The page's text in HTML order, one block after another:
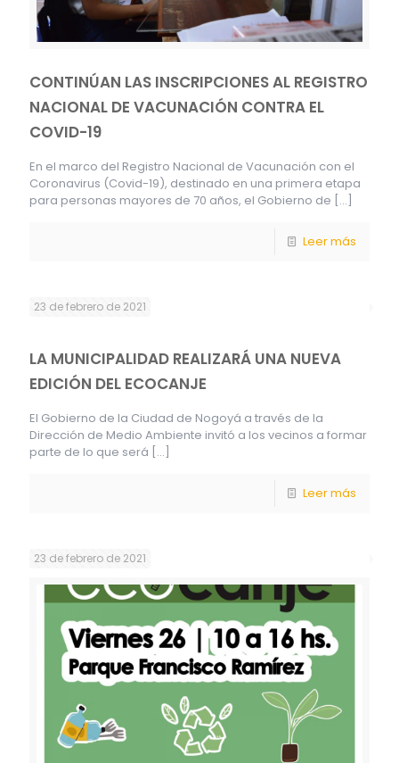
CONTINÚAN LAS INSCRIPCIONES AL REGISTRO
NACIONAL DE VACUNACIÓN CONTRA EL
COVID-19
En el marco del Registro Nacional de Vacunación con el
Coronavirus (Covid-19), destinado en una primera etapa
para personas mayores de 70 años, el Gobierno de […]
Leer más
23 de febrero de 2021
LA MUNICIPALIDAD REALIZARÁ UNA NUEVA
EDICIÓN DEL ECOCANJE
El Gobierno de la Ciudad de Nogoyá a través de la
Dirección de Medio Ambiente invitó a los vecinos a formar
parte de lo que será […]
Leer más
23 de febrero de 2021